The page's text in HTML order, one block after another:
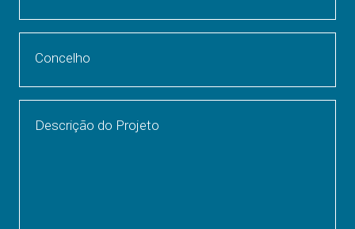
Concelho
Descrição do Projeto